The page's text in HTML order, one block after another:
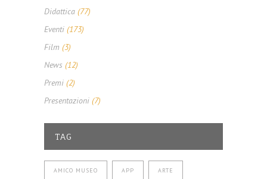
Didattica (77)
Eventi (173)
Film (3)
News (12)
Premi (2)
Presentazioni (7)
TAG
AMICO MUSEO APP ARTE